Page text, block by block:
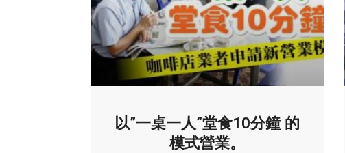
以”一桌一人”堂食10分鐘 的
模式營業。